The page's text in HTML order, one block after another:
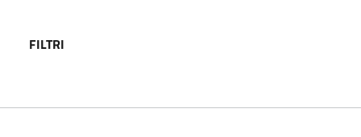
FILTRI